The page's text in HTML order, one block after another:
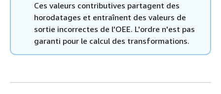
Ces valeurs contributives partagent des
horodatages et entraînent des valeurs de
sortie incorrectes de l'OEE. L'ordre n'est pas
garanti pour le calcul des transformations.